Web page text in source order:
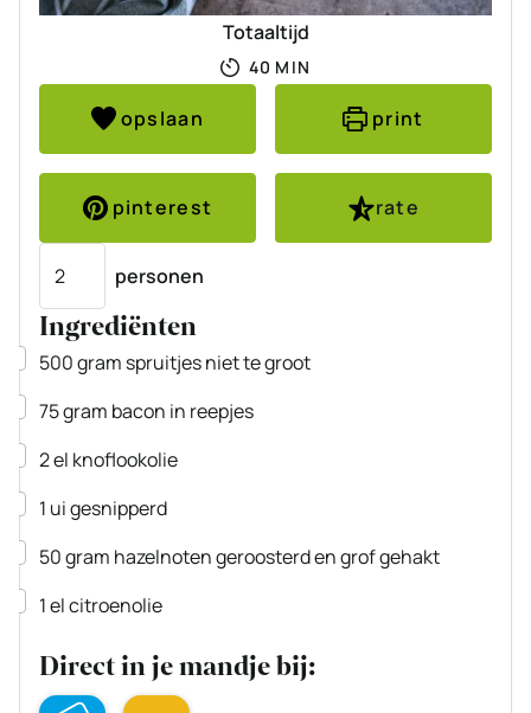
Totaaltijd
40 MINUTEN
MIN
opslaan print
pinterest
rate
personen
Ingrediënten
▢
500gram spruitjesniet te groot
▢
75gram bacon in reepjes
▢
2el knoflookolie
▢
1 uigesnipperd
▢
50gram hazelnotengeroosterd en grof gehakt
▢
1elcitroenolie
Direct in je mandje bij: